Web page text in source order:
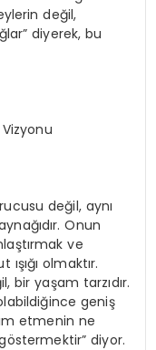
değil,
diyerek, bu
değil, aynı
Onun
ve
olmaktır.
bir yaşam tarzıdır.
geniş
etmenin ne
diyor.